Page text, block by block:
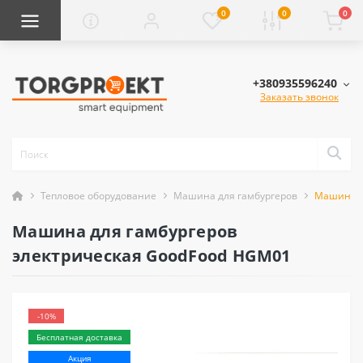
0 0 0
+380935596240
Заказать звонок
Тепловое оборудование Машина для гамбургеров Машина
Машина для гамбургеров
электрическая GoodFood HGM01
-10%
Бесплатная доставка
Акция